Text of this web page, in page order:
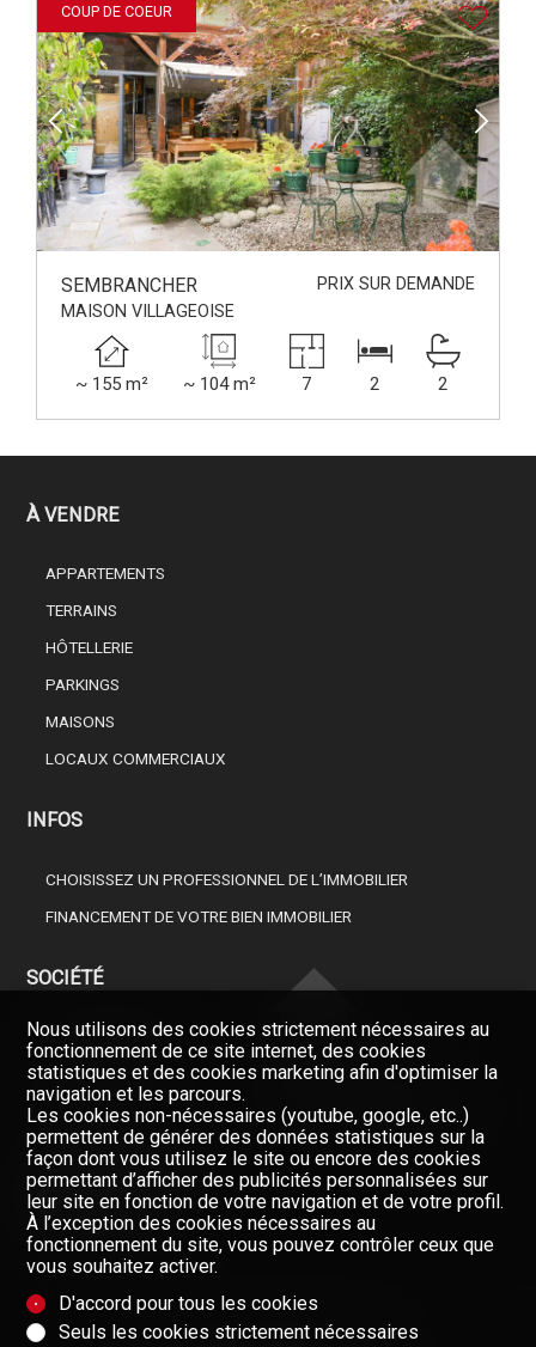
COUP DE COEUR
SEMBRANCHER
PRIX SUR DEMANDE
MAISON VILLAGEOISE
~ 155 m² ~ 104 m² 7 2 2
À VENDRE
APPARTEMENTS
TERRAINS
HÔTELLERIE
PARKINGS
MAISONS
LOCAUX COMMERCIAUX
INFOS
CHOISISSEZ UN PROFESSIONNEL DE L’IMMOBILIER
FINANCEMENT DE VOTRE BIEN IMMOBILIER
SOCIÉTÉ
NOS COURTIERS
À PROPOS DE NOUS
GAZETTE
FORMULAIRE DE CONTACT
Restez informés, enregistrez-
vous à notre newsletter
Newsletter
Nous utilisons des cookies strictement nécessaires au
fonctionnement de ce site internet, des cookies
statistiques et des cookies marketing afin d'optimiser la
navigation et les parcours.
Les cookies non-nécessaires (youtube, google, etc..)
permettent de générer des données statistiques sur la
façon dont vous utilisez le site ou encore des cookies
permettant d’afficher des publicités personnalisées sur
leur site en fonction de votre navigation et de votre profil.
À l’exception des cookies nécessaires au
fonctionnement du site, vous pouvez contrôler ceux que
vous souhaitez activer.
D'accord pour tous les cookies
Seuls les cookies strictement nécessaires